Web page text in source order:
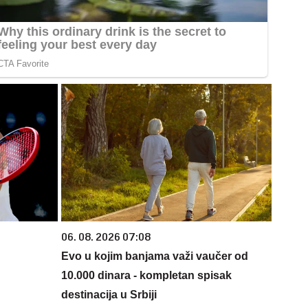
06. 08. 2026 07:08
Evo u kojim banjama važi vaučer od
10.000 dinara - kompletan spisak
destinacija u Srbiji